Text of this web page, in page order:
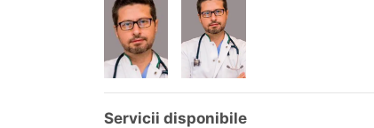
Servicii disponibile